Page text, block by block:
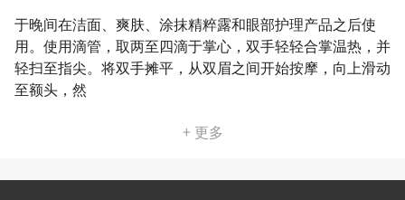
于晚间在洁面、爽肤、涂抹精粹露和眼部护理产品之后使
用。使用滴管，取两至四滴于掌心，双手轻轻合掌温热，并
轻扫至指尖。将双手摊平，从双眉之间开始按摩，向上滑动
至额头，然
+ 更多